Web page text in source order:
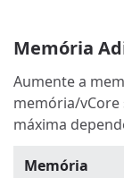
Memória
Aumente a
memória/vCore
máxima
Memória